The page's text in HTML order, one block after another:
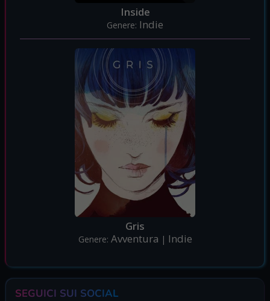
Inside
Genere: Indie
Gris
Genere: Avventura | Indie
SEGUICI SUI SOCIAL